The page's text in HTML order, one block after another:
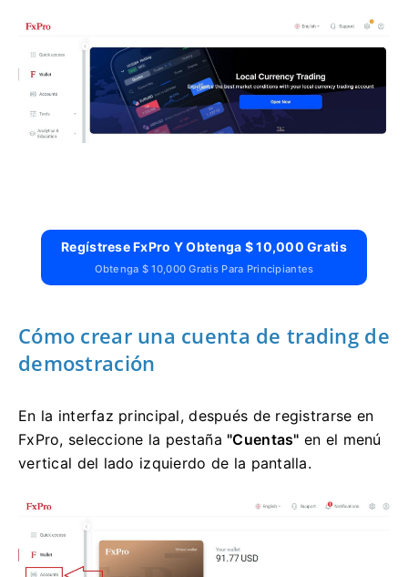
Regístrese FxPro Y Obtenga $ 10,000 Gratis
Obtenga $ 10,000 Gratis Para Principiantes
Cómo crear una cuenta de trading de
demostración
En la interfaz principal, después de registrarse en
FxPro, seleccione la pestaña "Cuentas" en el menú
vertical del lado izquierdo de la pantalla.